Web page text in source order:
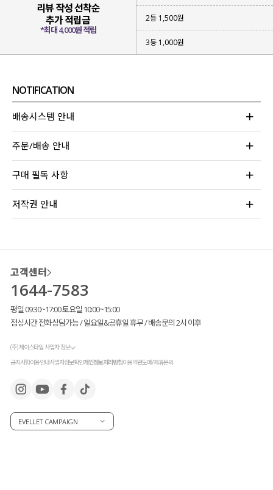
예쁜 몸매를 만들어주는 슬랙스 찾고 계셨던 분들이라면
이번 아이템에 주목해 주세요!!
리뷰 작성 선착순
추가 적립금
*최대 4,000원 적립
2등 1,500원
3등 1,000원
NOTIFICATION
배송시스템 안내
주문/배송 안내
구매 필독 사항
저작권 안내
고객센터
1644-7583
평일 09:30~17:00 토요일 10:00~15:00
점심시간 전화상담가능 / 일요일&공휴일 휴무 / 배송문의 2시 이후
(주) 제이스타일 사업자 정보
공지사항이용안내사업자정보확인개인정보처리방침이용약관도매/제휴문의
EVELLET CAMPAIGN